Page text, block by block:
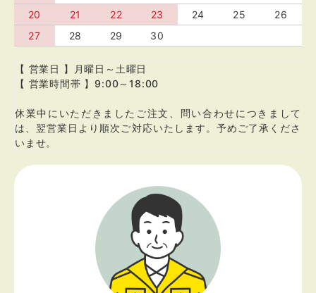
20
21 22 23 24 25
26
27
28 29 30
【 営業日 】月曜日～土曜日
【 営業時間帯 】9:00～18:00
休業中にいただきましたご注文、問い合わせにつきまして
は、翌営業日より順次ご対応いたします。予めご了承くださ
いませ。